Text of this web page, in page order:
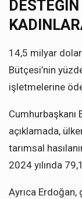
14,5 milyar dolar
Bütçesi’nin
işletmelerine
Cumhurbaşkanı
açıklamada,
tarımsal
2024 yılında
Ayrıca